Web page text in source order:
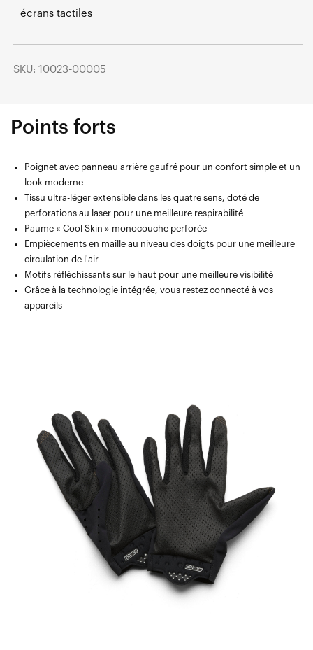
écrans tactiles
SKU: 10023-00005
Points forts
Poignet avec panneau arrière gaufré pour un confort simple et un
look moderne
Tissu ultra-léger extensible dans les quatre sens, doté de
perforations au laser pour une meilleure respirabilité
Paume « Cool Skin » monocouche perforée
Empiècements en maille au niveau des doigts pour une meilleure
circulation de l'air
Motifs réfléchissants sur le haut pour une meilleure visibilité
Grâce à la technologie intégrée, vous restez connecté à vos
appareils